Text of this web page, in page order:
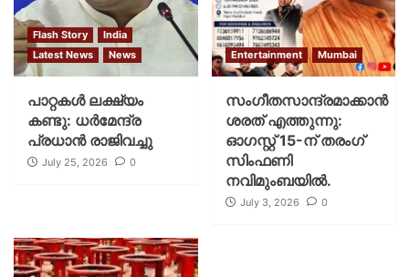
Flash Story
India
Latest News
News
പാറ്റകള്‍ ലക്ഷ്യം
കണ്ടു: ധര്‍മേന്ദ്ര
പ്രധാന്‍ രാജിവച്ചു
July 25, 2026 0
Entertainment Mumbai
സംഗീതസാന്ദ്രമാക്കാൻ
ശരത് എത്തുന്നു:
ഓഗസ്റ്റ് 15-ന് തരംഗ്
സിംഫണി
നവിമുംബയിൽ.
July 3, 2026 0